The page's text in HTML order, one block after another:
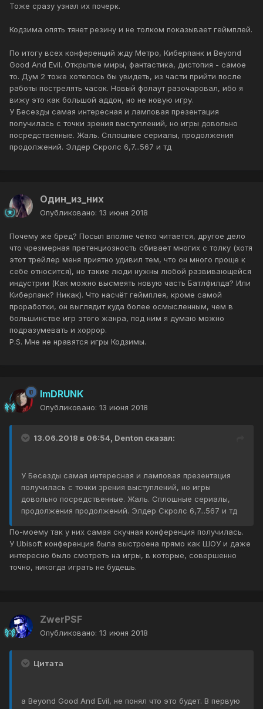
Тоже сразу узнал их почерк.
Кодзима опять тянет резину и не толком показывает геймплей.
По итогу всех конференций жду Метро, Киберпанк и Beyond
Good And Evil. Открытые миры, фантастика, дистопия - самое
то. Дум 2 тоже хотелось бы увидеть, из части прийти после
работы пострелять часок. Новый фолаут разочаровал, ибо я
вижу это как большой аддон, но не новую игру.
У Бесезды самая интересная и ламповая презентация
получилась с точки зрения выступлений, но игры довольно
посредственные. Жаль. Сплошные сериалы, продолжения
продолжений. Элдер Скролс 6,7...567 и тд
Один_из_них
Опубликовано: 13 июня 2018
Почему же бред? Посыл вполне чётко читается, другое дело
что чрезмерная претенциозность сбивает многих с толку (хотя
этот трейлер меня приятно удивил тем, что он много проще к
себе относится), но такие люди нужны любой развивающейся
индустрии (Как можно высмеять новую часть Батлфилда? Или
Киберпанк? Никак). Что насчёт геймплея, кроме самой
проработки, он выглядит куда более осмысленным, чем в
большинстве игр этого жанра, под ним я думаю можно
подразумевать и хоррор.
P.S. Мне не нравятся игры Кодзимы.
ImDRUNK
Опубликовано: 13 июня 2018
13.06.2018 в 06:54, Denton сказал:
У Бесезды самая интересная и ламповая презентация
получилась с точки зрения выступлений, но игры
довольно посредственные. Жаль. Сплошные сериалы,
продолжения продолжений. Элдер Скролс 6,7...567 и тд
По-моему так у них самая скучная конференция получилась.
У Ubisoft конференция была выстроена прямо как ШОУ и даже
интересно было смотреть на игры, в которые, совершенно
точно, никогда играть не будешь.
ZwerPSF
Опубликовано: 13 июня 2018
Цитата
а Beyond Good And Evil, не понял что это будет. В первую